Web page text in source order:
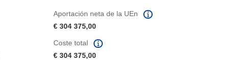
Aportación neta de la UEn
€ 304 375,00
Coste total
€ 304 375,00